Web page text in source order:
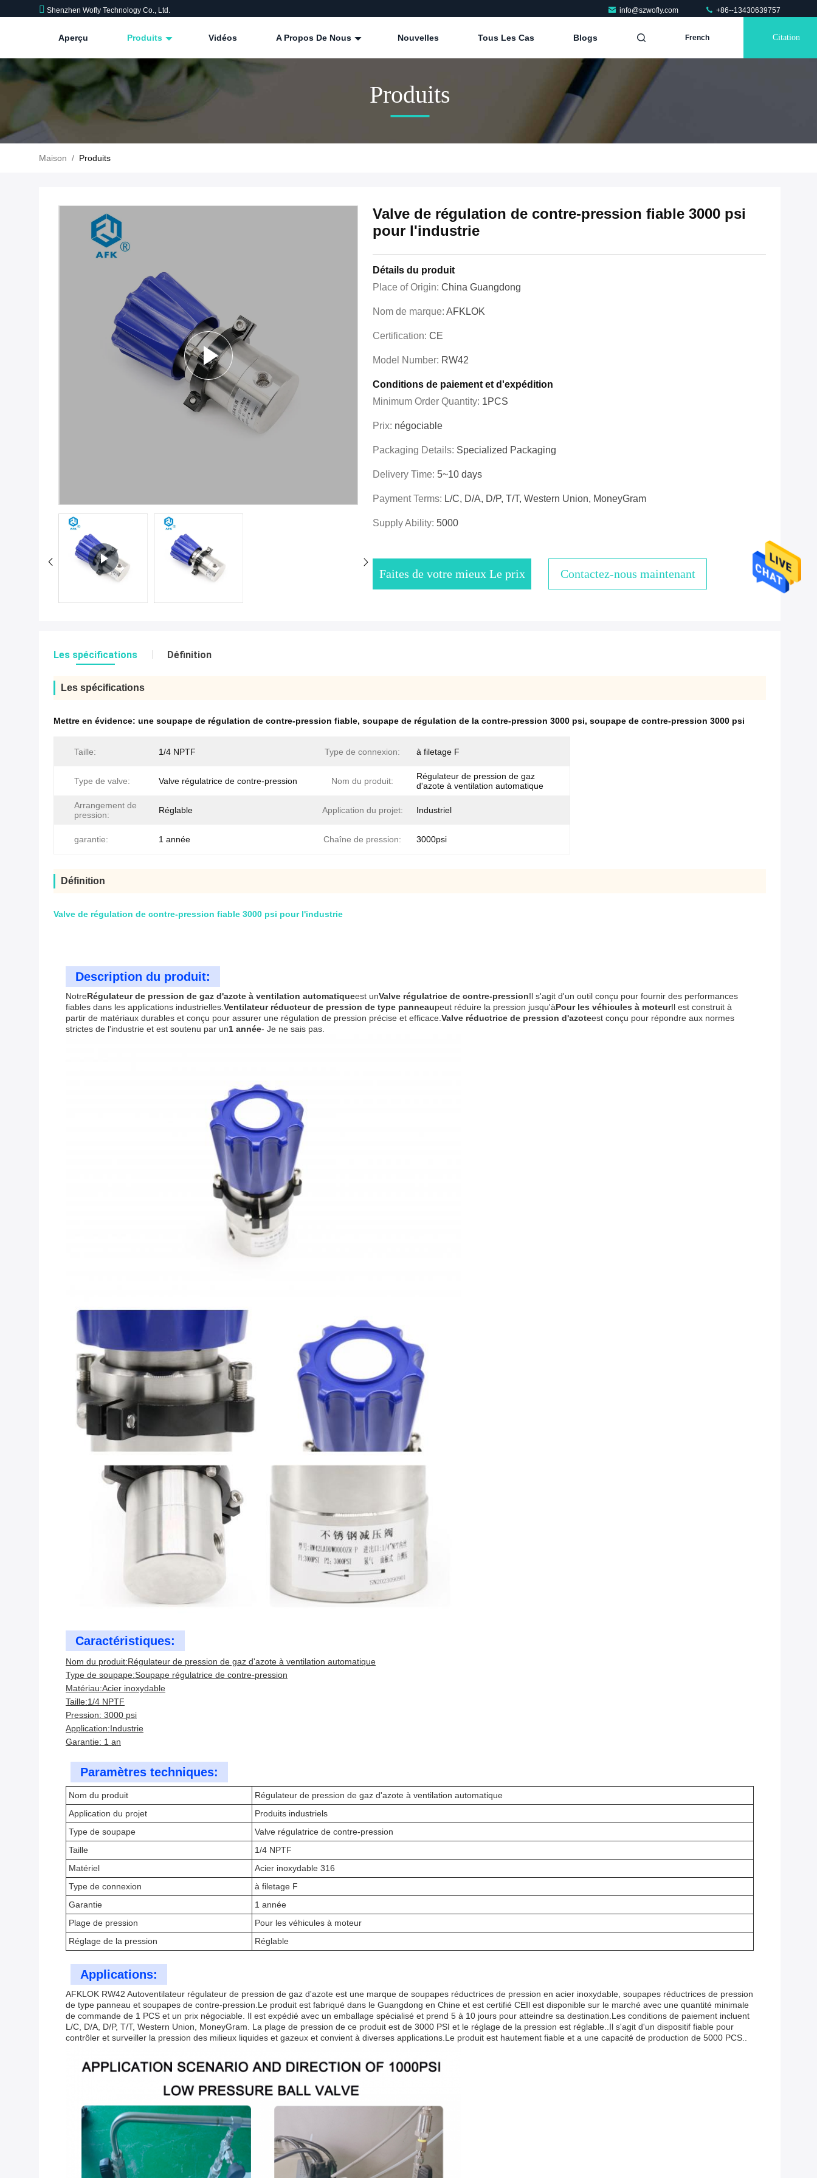
Shenzhen Wofly Technology Co., Ltd. info@szwofly.com +86--13430639757
Aperçu Produits Vidéos A Propos De Nous Nouvelles Tous Les Cas Blogs French Citation
Produits
Maison / Produits
Valve de régulation de contre-pression fiable 3000 psi
pour l'industrie
Détails du produit
Place of Origin: China Guangdong
Nom de marque: AFKLOK
Certification: CE
Model Number: RW42
Conditions de paiement et d'expédition
Minimum Order Quantity: 1PCS
Prix: négociable
Packaging Details: Specialized Packaging
Delivery Time: 5~10 days
Payment Terms: L/C, D/A, D/P, T/T, Western Union, MoneyGram
Supply Ability: 5000
Faites de votre mieux Le prix Contactez-nous maintenant
Les spécifications Définition
Les spécifications
Mettre en évidence: une soupape de régulation de contre-pression fiable, soupape de régulation de la contre-pression 3000 psi, soupape de contre-pression 3000 psi
Taille: 1/4 NPTF Type de connexion: à filetage F
Type de valve: Valve régulatrice de contre-pression Nom du produit:
Régulateur de pression de gaz
d'azote à ventilation automatique
Arrangement de
pression:
Réglable Application du projet: Industriel
garantie: 1 année Chaîne de pression: 3000psi
Définition
Valve de régulation de contre-pression fiable 3000 psi pour l'industrie
Description du produit:
NotreRégulateur de pression de gaz d'azote à ventilation automatiqueest unValve régulatrice de contre-pressionIl s'agit d'un outil conçu pour fournir des performances
fiables dans les applications industrielles.Ventilateur réducteur de pression de type panneaupeut réduire la pression jusqu'àPour les véhicules à moteurIl est construit à
partir de matériaux durables et conçu pour assurer une régulation de pression précise et efficace.Valve réductrice de pression d'azoteest conçu pour répondre aux normes
strictes de l'industrie et est soutenu par un1 année- Je ne sais pas.
Caractéristiques:
Nom du produit:Régulateur de pression de gaz d'azote à ventilation automatique
Type de soupape:Soupape régulatrice de contre-pression
Matériau:Acier inoxydable
Taille:1/4 NPTF
Pression: 3000 psi
Application:Industrie
Garantie: 1 an
Paramètres techniques:
Nom du produit
Régulateur de pression de gaz d'azote à ventilation automatique
Application du projet
Produits industriels
Type de soupape
Valve régulatrice de contre-pression
Taille
1/4 NPTF
Matériel
Acier inoxydable 316
Type de connexion
à filetage F
Garantie
1 année
Plage de pression
Pour les véhicules à moteur
Réglage de la pression
Réglable
Applications:
AFKLOK RW42 Autoventilateur régulateur de pression de gaz d'azote est une marque de soupapes réductrices de pression en acier inoxydable, soupapes réductrices de pression
de type panneau et soupapes de contre-pression.Le produit est fabriqué dans le Guangdong en Chine et est certifié CEIl est disponible sur le marché avec une quantité minimale
de commande de 1 PCS et un prix négociable. Il est expédié avec un emballage spécialisé et prend 5 à 10 jours pour atteindre sa destination.Les conditions de paiement incluent
L/C, D/A, D/P, T/T, Western Union, MoneyGram. La plage de pression de ce produit est de 3000 PSI et le réglage de la pression est réglable..Il s'agit d'un dispositif fiable pour
contrôler et surveiller la pression des milieux liquides et gazeux et convient à diverses applications.Le produit est hautement fiable et a une capacité de production de 5000 PCS..